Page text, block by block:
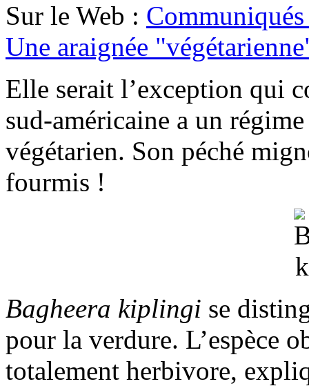
Sur le Web :
Une araignée
Elle serait l’exception qui
sud-américaine a un
végétarien. Son péché
fourmis !
Bagheera kiplingi se
pour la verdure. L’espèce
totalement herbivore,